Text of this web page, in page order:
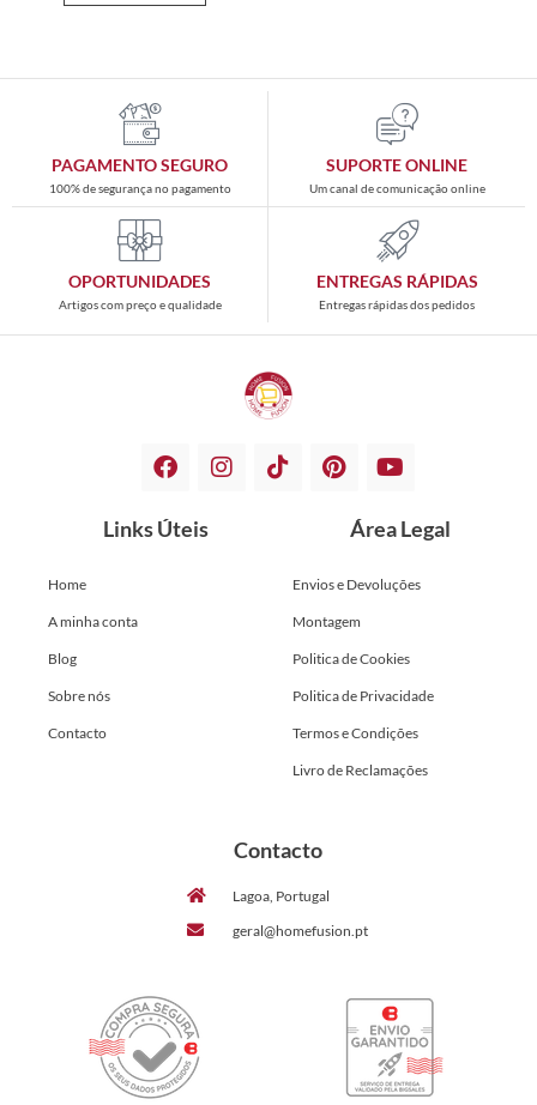
PAGAMENTO SEGURO
100% de segurança no pagamento
SUPORTE ONLINE
Um canal de comunicação online
OPORTUNIDADES
Artigos com preço e qualidade
ENTREGAS RÁPIDAS
Entregas rápidas dos pedidos
Links Úteis
Home
A minha conta
Blog
Sobre nós
Contacto
Área Legal
Envios e Devoluções
Montagem
Politica de Cookies
Politica de Privacidade
Termos e Condições
Livro de Reclamações
Contacto
Lagoa, Portugal
geral@homefusion.pt